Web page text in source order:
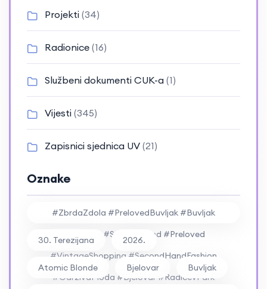
Projekti (34)
Radionice (16)
Službeni dokumenti CUK-a (1)
Vijesti (345)
Zapisnici sjednica UV (21)
Oznake
#ZbrdaZdola #PrelovedBuvljak #Buvljak
#Vintage #SecondHand #Preloved
#VintageShopping #SecondHandFashion
#OdrživaModa #Bjelovar #RadićevPark
30. Terezijana 2026.
Atomic Blonde Bjelovar Buvljak